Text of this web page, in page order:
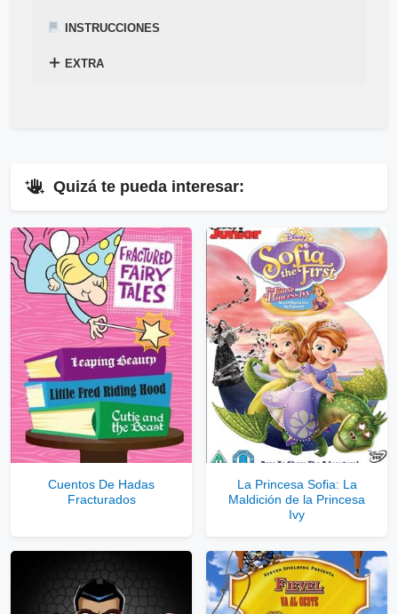
INSTRUCCIONES
EXTRA
▷Enlaces Públicos
Ver Enlaces Públicos
▷Enlaces Privados VIP⇓
Ver Enlaces Privados VIP
Servidores directos
Solo disponible para usuarios registrados.
Comprar Cuenta VIP Aquí!
Quizá te pueda interesar:
Cuentos De Hadas
Fracturados
La Princesa Sofia: La
Maldición de la Princesa
Ivy